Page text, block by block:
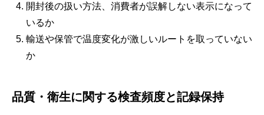
開封後の扱い方法、消費者が誤解しない表示になって
いるか
輸送や保管で温度変化が激しいルートを取っていない
か
品質・衛生に関する検査頻度と記録保持